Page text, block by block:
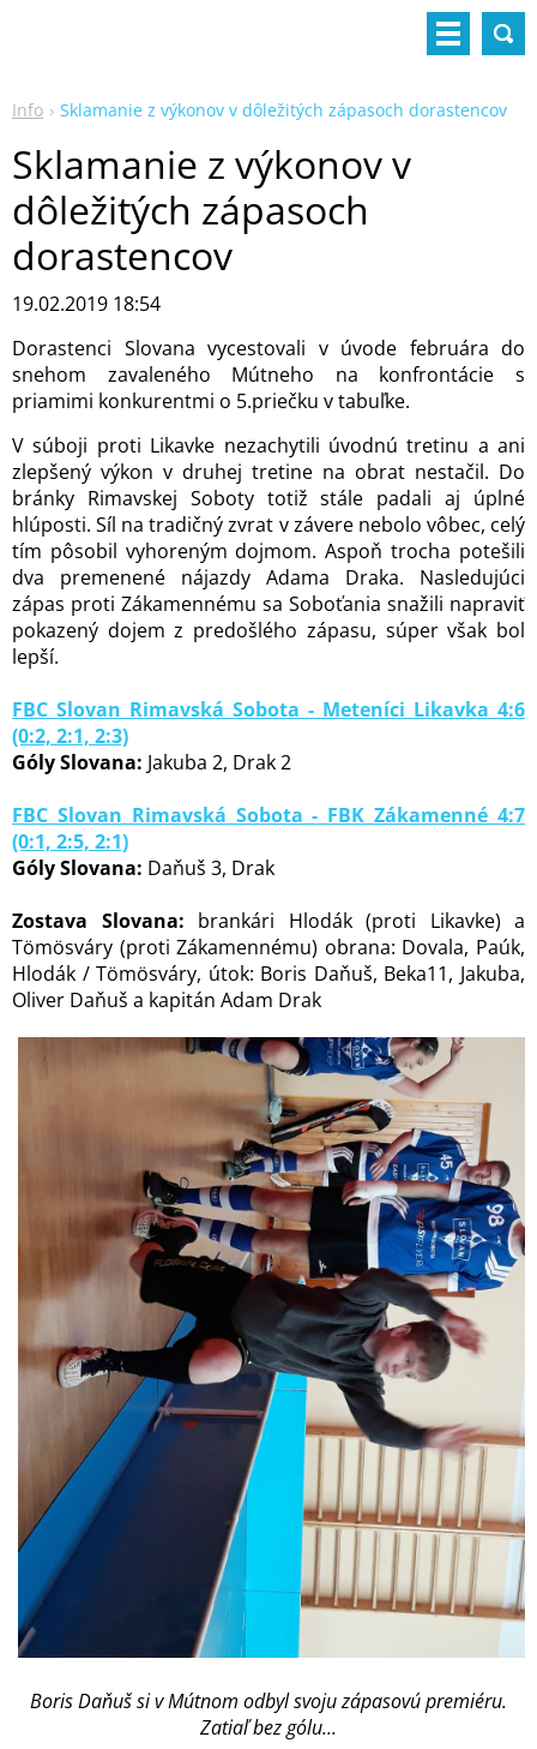
Info Sklamanie z výkonov v dôležitých zápasoch dorastencov
Sklamanie z výkonov v
dôležitých zápasoch
dorastencov
19.02.2019 18:54
Dorastenci Slovana vycestovali v úvode februára do
snehom zavaleného Mútneho na konfrontácie s
priamimi konkurentmi o 5.priečku v tabuľke.
V súboji proti Likavke nezachytili úvodnú tretinu a ani
zlepšený výkon v druhej tretine na obrat nestačil. Do
bránky Rimavskej Soboty totiž stále padali aj úplné
hlúposti. Síl na tradičný zvrat v závere nebolo vôbec, celý
tím pôsobil vyhoreným dojmom. Aspoň trocha potešili
dva premenené nájazdy Adama Draka. Nasledujúci
zápas proti Zákamennému sa Soboťania snažili napraviť
pokazený dojem z predošlého zápasu, súper však bol
lepší.
FBC Slovan Rimavská Sobota - Meteníci Likavka 4:6
(0:2, 2:1, 2:3)
Góly Slovana: Jakuba 2, Drak 2
FBC Slovan Rimavská Sobota - FBK Zákamenné 4:7
(0:1, 2:5, 2:1)
Góly Slovana: Daňuš 3, Drak
Zostava Slovana: brankári Hlodák (proti Likavke) a
Tömösváry (proti Zákamennému) obrana: Dovala, Paúk,
Hlodák / Tömösváry, útok: Boris Daňuš, Beka11, Jakuba,
Oliver Daňuš a kapitán Adam Drak
Boris Daňuš si v Mútnom odbyl svoju zápasovú premiéru.
Zatiaľ bez gólu...